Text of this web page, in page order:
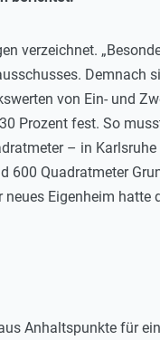
verzeichnet.
Demnach
von Ein- und
Prozent fest. So
– in
600 Quadratmeter
Eigenheim hatte
Anhaltspunkte für